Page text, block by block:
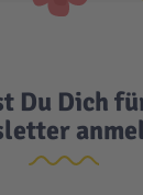
Du Dich